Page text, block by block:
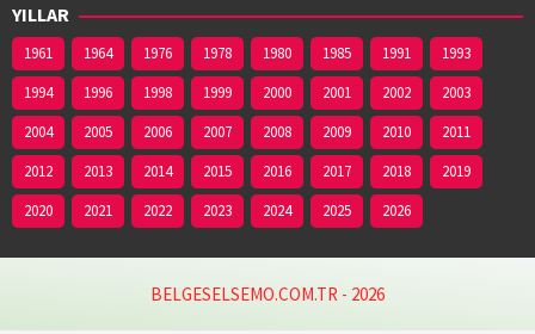
YILLAR
1961 1964 1976 1978 1980 1985 1991
1993
1994
1996 1998 1999 2000 2001 2002
2003
2004
2005 2006 2007 2008 2009 2010
2011
2012
2013 2014 2015 2016 2017 2018
2019
2020
2021 2022 2023 2024 2025 2026
BELGESELSEMO.COM.TR - 2026